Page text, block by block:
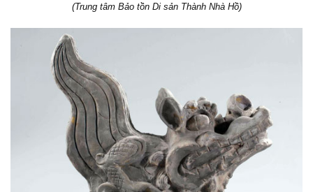
(Trung tâm Bảo tồn Di sản Thành Nhà Hồ)